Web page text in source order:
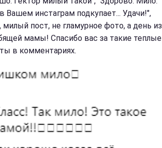
Вашем инстаграм подкупает... Удачи!",
пост, не гламурное фото, а день из
мамы! Спасибо вас за такие теплые
в комментариях.